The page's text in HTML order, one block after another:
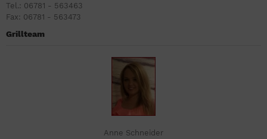
Tel.: 06781 - 563463
Fax: 06781 - 563473
Grillteam
Anne Schneider